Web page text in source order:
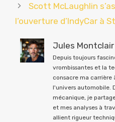
Scott McLaughlin
l’ouverture d’IndyCar à
Jules Montclair
Depuis toujours
vrombissantes et la
consacre ma carrière
l'univers automobile.
mécanique, je
et mes analyses à
allient rigueur